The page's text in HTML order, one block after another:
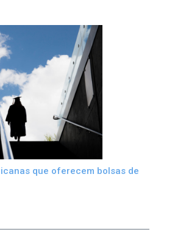
que oferecem bolsas de